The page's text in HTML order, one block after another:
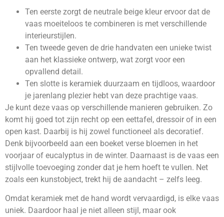
Ten eerste zorgt de neutrale beige kleur ervoor dat de
vaas moeiteloos te combineren is met verschillende
interieurstijlen.
Ten tweede geven de drie handvaten een unieke twist
aan het klassieke ontwerp, wat zorgt voor een
opvallend detail.
Ten slotte is keramiek duurzaam en tijdloos, waardoor
je jarenlang plezier hebt van deze prachtige vaas.
Je kunt deze vaas op verschillende manieren gebruiken. Zo
komt hij goed tot zijn recht op een eettafel, dressoir of in een
open kast. Daarbij is hij zowel functioneel als decoratief.
Denk bijvoorbeeld aan een boeket verse bloemen in het
voorjaar of eucalyptus in de winter. Daarnaast is de vaas een
stijlvolle toevoeging zonder dat je hem hoeft te vullen. Net
zoals een kunstobject, trekt hij de aandacht – zelfs leeg.
Omdat keramiek met de hand wordt vervaardigd, is elke vaas
uniek. Daardoor haal je niet alleen stijl, maar ook